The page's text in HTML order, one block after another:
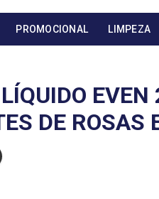
PROMOCIONAL LIMPEZA
DE ROSAS